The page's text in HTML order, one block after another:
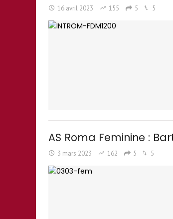
16 avril 2023 155 5 5
AS Roma Feminine :
3 mars 2023 162 5 5